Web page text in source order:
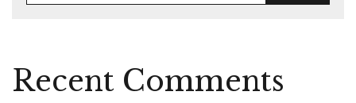
關
Recent Comments